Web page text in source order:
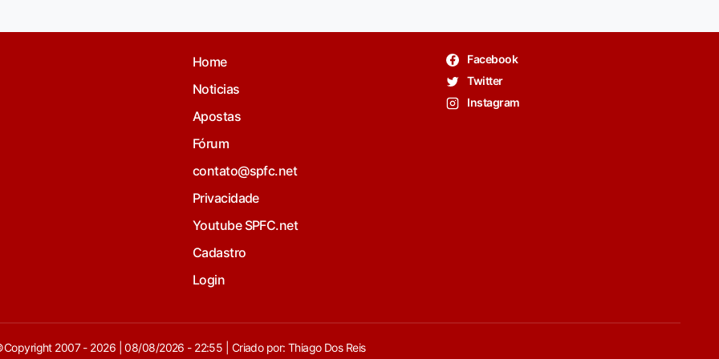
Home
Noticias
Apostas
Fórum
contato@spfc.net
Privacidade
Youtube SPFC.net
Cadastro
Login
Facebook
Twitter
Instagram
2007 - 2026 | 08/08/2026 - 22:55 | Criado por: Thiago Dos Reis